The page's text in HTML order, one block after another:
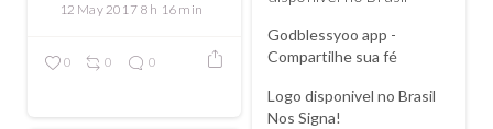
12 May 2017 8 h 16 min
0 0 0
Godblessyoo app -
Compartilhe sua fé
Logo disponivel no Brasil
Nos Signa!